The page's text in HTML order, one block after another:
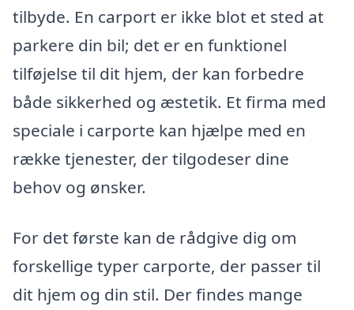
tilbyde. En carport er ikke blot et sted at
parkere din bil; det er en funktionel
tilføjelse til dit hjem, der kan forbedre
både sikkerhed og æstetik. Et firma med
speciale i carporte kan hjælpe med en
række tjenester, der tilgodeser dine
behov og ønsker.
For det første kan de rådgive dig om
forskellige typer carporte, der passer til
dit hjem og din stil. Der findes mange